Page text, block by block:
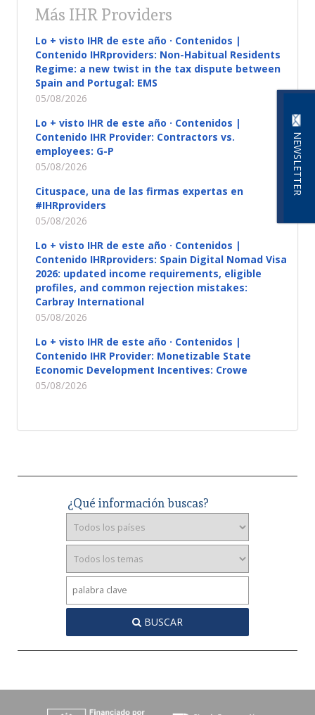
NEWSLETTER
Más IHR Providers
Lo + visto IHR de este año · Contenidos |
Contenido IHRproviders: Non-Habitual Residents
Regime: a new twist in the tax dispute between
Spain and Portugal: EMS
05/08/2026
Lo + visto IHR de este año · Contenidos |
Contenido IHR Provider: Contractors vs.
employees: G-P
05/08/2026
Cituspace, una de las firmas expertas en
#IHRproviders
05/08/2026
Lo + visto IHR de este año · Contenidos |
Contenido IHRproviders: Spain Digital Nomad Visa
2026: updated income requirements, eligible
profiles, and common rejection mistakes:
Carbray International
05/08/2026
Lo + visto IHR de este año · Contenidos |
Contenido IHR Provider: Monetizable State
Economic Development Incentives: Crowe
05/08/2026
¿Qué información buscas?
BUSCAR